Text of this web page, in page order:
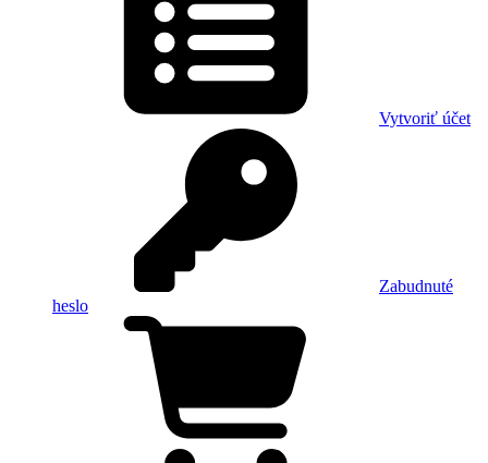
Vytvoriť účet
Zabudnuté
heslo